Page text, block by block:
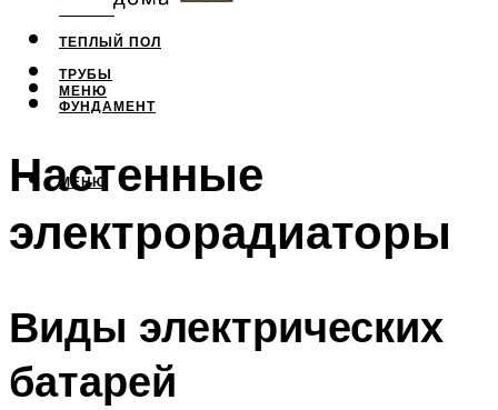
СТЕНЫ
ТЕПЛЫЙ ПОЛ
ТРУБЫ
ФУНДАМЕНТ
МЕНЮ
МЕНЮ
Настенные
электрорадиаторы
Виды электрических
батарей